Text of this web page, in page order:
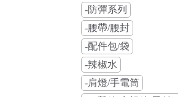
-防彈系列
-腰帶/腰封
-配件包/袋
-辣椒水
-肩燈/手電筒